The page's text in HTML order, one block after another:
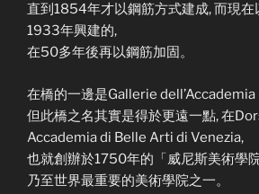
直到1854年才以鋼筋方式建成, 而現在
1933年興建的,
在50多年後再以鋼筋加固。
在橋的一邊是Gallerie dell’Accademia
但此橋之名其實是得於更遠一點, 在
Accademia di Belle Arti di Venezia,
也就創辦於1750年的「威尼斯美術學
乃至世界最重要的美術學院之一。